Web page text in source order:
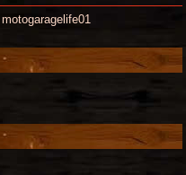
motogaragelife01